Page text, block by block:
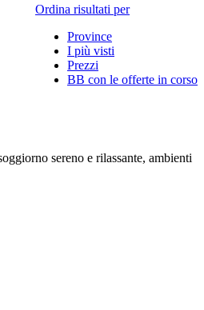
Ordina risultati per
Province
I più visti
Prezzi
BB con le offerte in corso
sereno e rilassante, ambienti